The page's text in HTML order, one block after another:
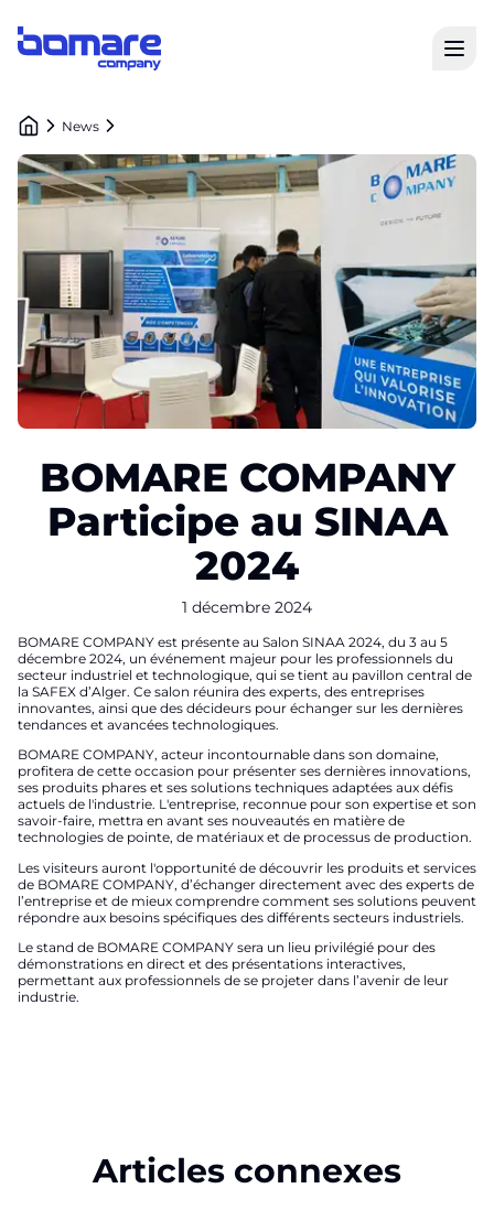
News
BOMARE COMPANY
Participe au SINAA
2024
1 décembre 2024
BOMARE COMPANY est présente au Salon SINAA 2024, du 3 au 5
décembre 2024, un événement majeur pour les professionnels du
secteur industriel et technologique, qui se tient au pavillon central de
la SAFEX d’Alger. Ce salon réunira des experts, des entreprises
innovantes, ainsi que des décideurs pour échanger sur les dernières
tendances et avancées technologiques.
BOMARE COMPANY, acteur incontournable dans son domaine,
profitera de cette occasion pour présenter ses dernières innovations,
ses produits phares et ses solutions techniques adaptées aux défis
actuels de l'industrie. L'entreprise, reconnue pour son expertise et son
savoir-faire, mettra en avant ses nouveautés en matière de
technologies de pointe, de matériaux et de processus de production.
Les visiteurs auront l'opportunité de découvrir les produits et services
de BOMARE COMPANY, d’échanger directement avec des experts de
l’entreprise et de mieux comprendre comment ses solutions peuvent
répondre aux besoins spécifiques des différents secteurs industriels.
Le stand de BOMARE COMPANY sera un lieu privilégié pour des
démonstrations en direct et des présentations interactives,
permettant aux professionnels de se projeter dans l’avenir de leur
industrie.
Articles connexes